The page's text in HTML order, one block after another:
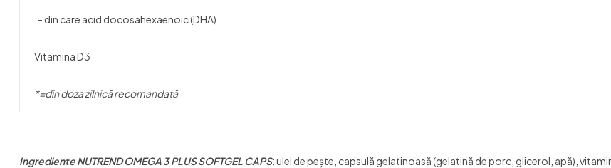
– din care acid docosahexaenoic (DHA)
Vitamina D3
*=din doza zilnică recomandată
Ingrediente NUTREND OMEGA 3 PLUS SOFTGEL CAPS: ulei de pește, capsulă gelatinoasă (gelatină de porc, glicerol, apă),